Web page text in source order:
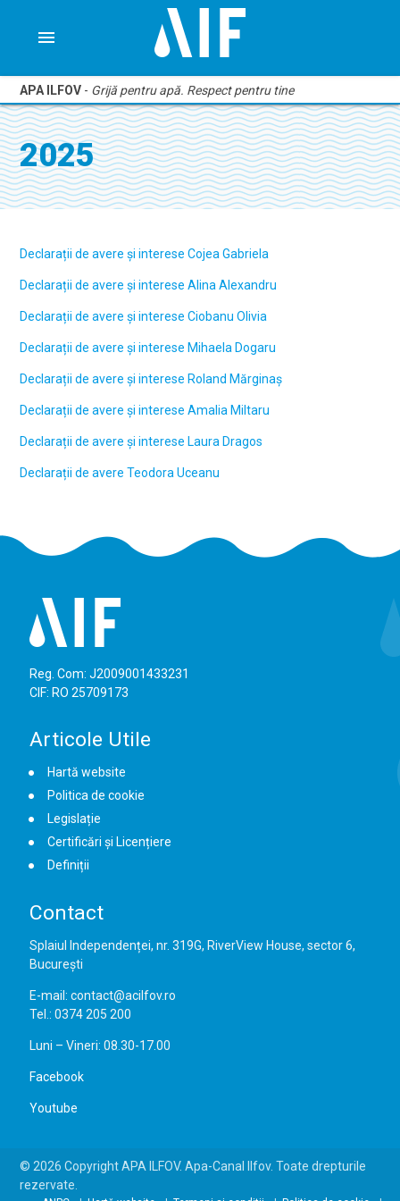
menu
APA ILFOV - Grijă pentru apă. Respect pentru tine
2025
Declarații de avere și interese Cojea Gabriela
Declarații de avere și interese Alina Alexandru
Declarații de avere și interese Ciobanu Olivia
Declarații de avere și interese Mihaela Dogaru
Declarații de avere și interese Roland Mărginaș
Declarații de avere și interese Amalia Miltaru
Declarații de avere și interese Laura Dragos
Declarații de avere Teodora Uceanu
Reg. Com: J2009001433231
CIF: RO 25709173
Articole Utile
Hartă website
Politica de cookie
Legislație
Certificări și Licențiere
Definiții
Contact
Splaiul Independenței, nr. 319G, RiverView House, sector 6,
București
E-mail: contact@acilfov.ro
Tel.: 0374 205 200
Luni – Vineri: 08.30-17.00
Facebook
Youtube
© 2026 Copyright APA ILFOV. Apa-Canal Ilfov. Toate drepturile
rezervate.